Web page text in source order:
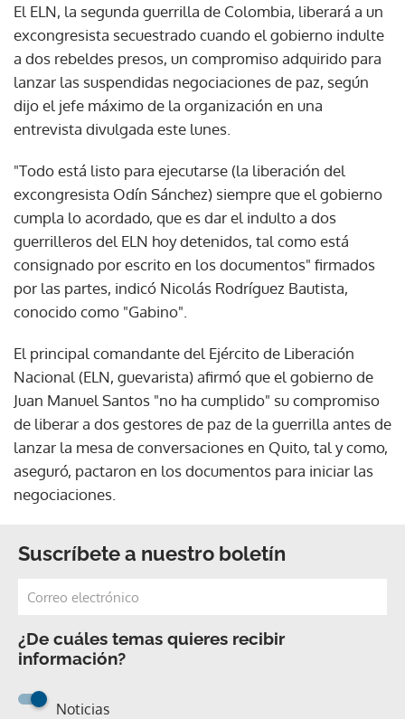
El ELN, la segunda guerrilla de Colombia, liberará a un
excongresista secuestrado cuando el gobierno indulte
a dos rebeldes presos, un compromiso adquirido para
lanzar las suspendidas negociaciones de paz, según
dijo el jefe máximo de la organización en una
entrevista divulgada este lunes.
"Todo está listo para ejecutarse (la liberación del
excongresista Odín Sánchez) siempre que el gobierno
cumpla lo acordado, que es dar el indulto a dos
guerrilleros del ELN hoy detenidos, tal como está
consignado por escrito en los documentos" firmados
por las partes, indicó Nicolás Rodríguez Bautista,
conocido como "Gabino".
El principal comandante del Ejército de Liberación
Nacional (ELN, guevarista) afirmó que el gobierno de
Juan Manuel Santos "no ha cumplido" su compromiso
de liberar a dos gestores de paz de la guerrilla antes de
lanzar la mesa de conversaciones en Quito, tal y como,
aseguró, pactaron en los documentos para iniciar las
negociaciones.
Suscríbete a nuestro boletín
¿De cuáles temas quieres recibir
información?
Noticias